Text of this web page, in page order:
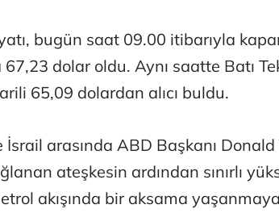
bugün saat 09.00 itibarıyla
67,23 dolar oldu. Aynı saatte Batı
65,09 dolardan alıcı buldu.
arasında ABD Başkanı Donald
ateşkesin ardından sınırlı
akışında bir aksama